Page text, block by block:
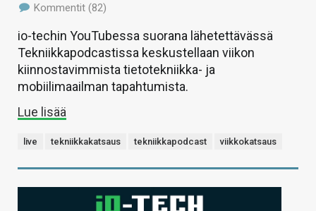
Kommentit (82)
io-techin YouTubessa suorana lähetettävässä
Tekniikkapodcastissa keskustellaan viikon
kiinnostavimmista tietotekniikka- ja
mobiilimaailman tapahtumista.
Lue lisää
live tekniikkakatsaus tekniikkapodcast viikkokatsaus